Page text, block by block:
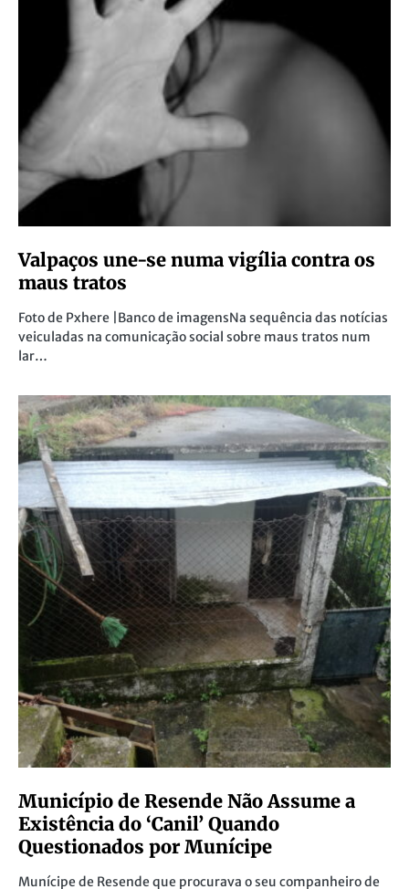
Valpaços une-se numa vigília contra os
maus tratos
Foto de Pxhere |Banco de imagensNa sequência das notícias
veiculadas na comunicação social sobre maus tratos num
lar…
Município de Resende Não Assume a
Existência do ‘Canil’ Quando
Questionados por Munícipe
Munícipe de Resende que procurava o seu companheiro de